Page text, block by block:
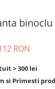
binoclu
RON
> 300 lei
si Primesti